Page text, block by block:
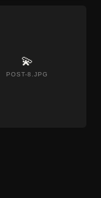
💫
POST-8.JPG